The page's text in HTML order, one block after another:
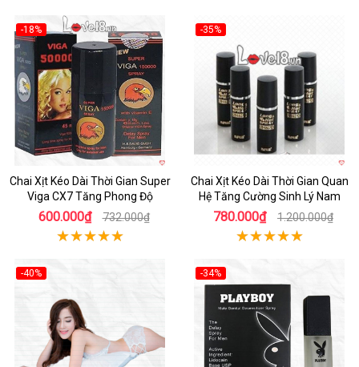
-18%
Hot
Chai Xịt Kéo Dài Thời Gian Super
Viga CX7 Tăng Phong Độ
600.000₫ 732.000₫
-35%
Chai Xịt Kéo Dài Thời Gian Quan
Hệ Tăng Cường Sinh Lý Nam
780.000₫ 1.200.000₫
-40%
-34%
Hot